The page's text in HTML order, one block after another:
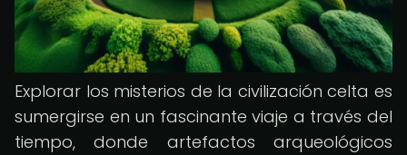
Explorar los misterios de la civilización celta es
sumergirse en un fascinante viaje a través del
tiempo, donde artefactos arqueológicos